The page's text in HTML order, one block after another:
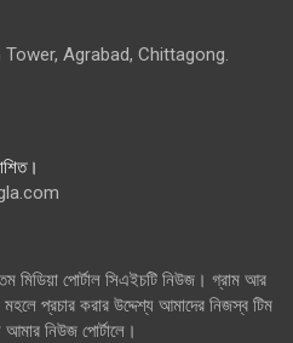
Agrabad, Chittagong.
মিডিয়া পোর্টাল সিএইচটি নিউজ। গ্রাম আর
প্রচার করার উদ্দেশ্য আমাদের নিজস্ব টিম
নিউজ পোর্টালে।